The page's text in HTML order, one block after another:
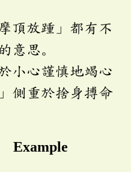
頂放踵」都有不
意思。
小心謹慎地竭心
側重於捨身搏命
Example